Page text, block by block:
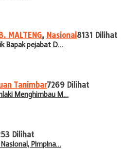
MALTENG, Nasional 8131 Dilihat
Bapak pejabat D…
Tanimbar7269 Dilihat
Menghimbau M…
Dilihat
Pimpina…